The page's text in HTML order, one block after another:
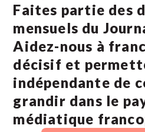
Faites partie des
mensuels du
Aidez-nous à
décisif et
indépendante de
grandir dans le
médiatique